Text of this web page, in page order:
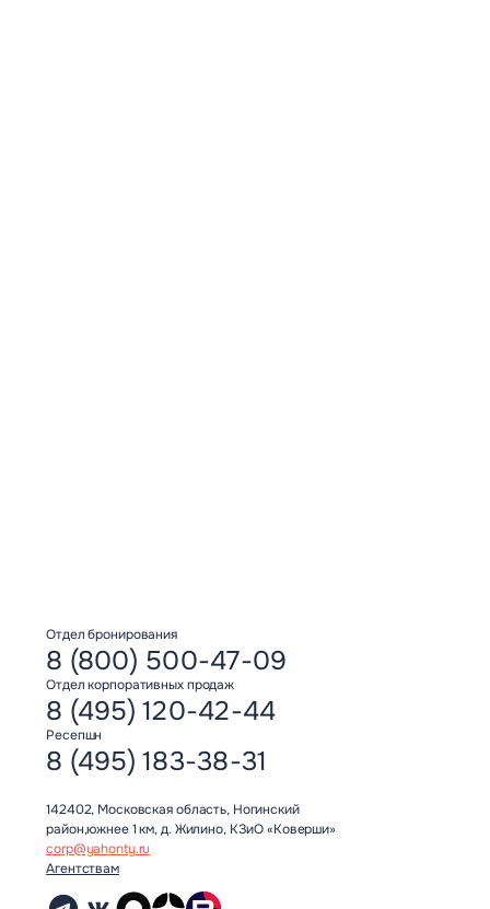
Отдел бронирования
8 (800) 500-47-09
Отдел корпоративных продаж
8 (495) 120-42-44
Ресепшн
8 (495) 183-38-31
142402, Московская область, Ногинский
район,южнее 1 км, д. Жилино, КЗиО «Коверши»
corp@yahonty.ru
Агентствам